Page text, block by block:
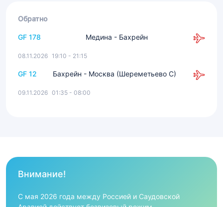
Обратно
GF 178 Медина - Бахрейн
08.11.2026 19:10 - 21:15
GF 12 Бахрейн - Москва (Шереметьево С)
09.11.2026 01:35 - 08:00
Внимание!
С мая 2026 года между Россией и Саудовской